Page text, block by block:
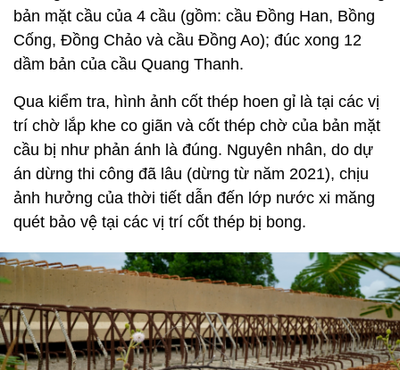
bản mặt cầu của 4 cầu (gồm: cầu Đồng Han, Bồng
Cống, Đồng Chảo và cầu Đồng Ao); đúc xong 12
dầm bản của cầu Quang Thanh.
Qua kiểm tra, hình ảnh cốt thép hoen gỉ là tại các vị
trí chờ lắp khe co giãn và cốt thép chờ của bản mặt
cầu bị như phản ánh là đúng. Nguyên nhân, do dự
án dừng thi công đã lâu (dừng từ năm 2021), chịu
ảnh hưởng của thời tiết dẫn đến lớp nước xi măng
quét bảo vệ tại các vị trí cốt thép bị bong.